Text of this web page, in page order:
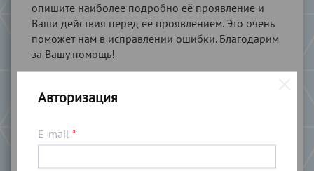
опишите наиболее подробно её проявление и
Ваши действия перед её проявлением. Это очень
поможет нам в исправлении ошибки. Благодарим
за Вашу помощь!
Ваше сообщение*
Авторизация
E-mail *